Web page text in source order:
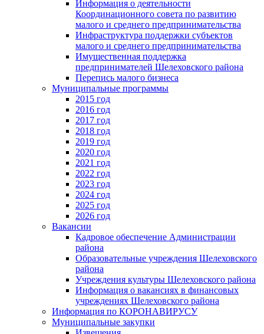
Информация о деятельности
Координационного совета по развитию
малого и среднего предпринимательства
Инфраструктура поддержки субъектов
малого и среднего предпринимательства
Имущественная поддержка
предпринимателей Шелеховского района
Перепись малого бизнеса
Муниципальные программы
2015 год
2016 год
2017 год
2018 год
2019 год
2020 год
2021 год
2022 год
2023 год
2024 год
2025 год
2026 год
Вакансии
Кадровое обеспечение Администрации
района
Образовательные учреждения Шелеховского
района
Учреждения культуры Шелеховского района
Информация о вакансиях в финансовых
учреждениях Шелеховского района
Информация по КОРОНАВИРУСУ
Муниципальные закупки